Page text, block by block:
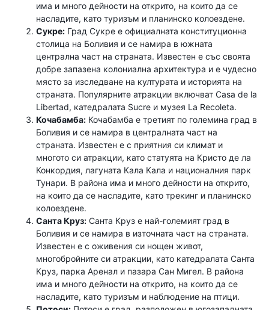
има и много дейности на открито, на които да се
насладите, като туризъм и планинско колоездене.
Сукре: Град Сукре е официалната конституционна
столица на Боливия и се намира в южната
централна част на страната. Известен е със своята
добре запазена колониална архитектура и е чудесно
място за изследване на културата и историята на
страната. Популярните атракции включват Casa de la
Libertad, катедралата Sucre и музея La Recoleta.
Кочабамба: Кочабамба е третият по големина град в
Боливия и се намира в централната част на
страната. Известен е с приятния си климат и
многото си атракции, като статуята на Кристо де ла
Конкордия, лагуната Кала Кала и националния парк
Тунари. В района има и много дейности на открито,
на които да се насладите, като трекинг и планинско
колоездене.
Санта Круз: Санта Круз е най-големият град в
Боливия и се намира в източната част на страната.
Известен е с оживения си нощен живот,
многобройните си атракции, като катедралата Санта
Круз, парка Аренал и пазара Сан Мигел. В района
има и много дейности на открито, на които да се
насладите, като туризъм и наблюдение на птици.